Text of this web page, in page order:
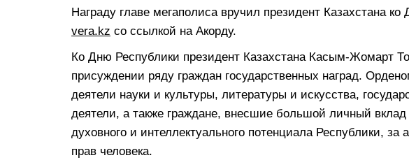
Награду главе мегаполиса вручил президент Казахстана
vera.kz со ссылкой на Акорду.
Ко Дню Республики президент Казахстана Касым-Жомарт
присуждении ряду граждан государственных наград.
деятели науки и культуры, литературы и искусства,
деятели, а также граждане, внесшие большой личный
духовного и интеллектуального потенциала Республики,
прав человека.